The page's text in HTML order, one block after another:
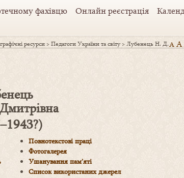
фахівцю Онлайн реєстрація
ресурси >Педагоги України та світу >Лубенець Н. Д.A A
Повнотекстові праці
Фотогалерея
Ушанування пам’яті
Список використаних джерел